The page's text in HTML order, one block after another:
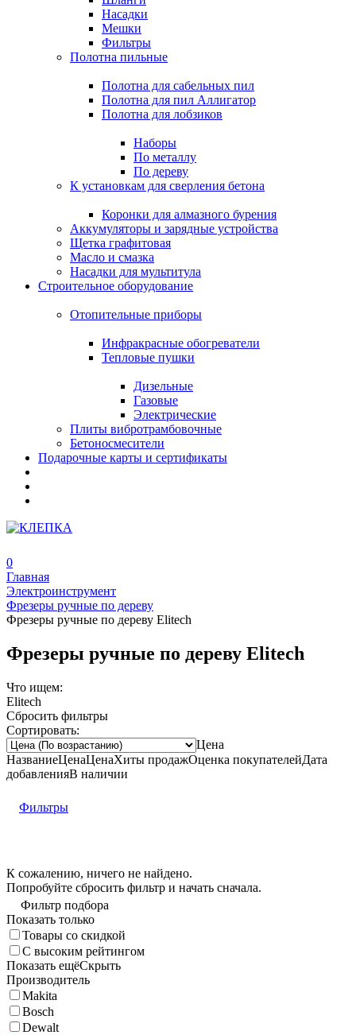
Насадки
Мешки
Фильтры
Полотна пильные
Полотна для сабельных пил
Полотна для пил Аллигатор
Полотна для лобзиков
Наборы
По металлу
По дереву
К установкам для сверления бетона
Коронки для алмазного бурения
Аккумуляторы и зарядные устройства
Щетка графитовая
Масло и смазка
Насадки для мультитула
Строительное оборудование
Отопительные приборы
Инфракрасные обогреватели
Тепловые пушки
Дизельные
Газовые
Электрические
Плиты вибротрамбовочные
Бетоносмесители
Подарочные карты и сертификаты
0
Главная
Электроинструмент
Фрезеры ручные по дереву
Фрезеры ручные по дереву Elitech
Фрезеры ручные по дереву Elitech
Что ищем:
Elitech
Сбросить фильтры
Сортировать:
Цена
НазваниеЦенаЦенаХиты продажОценка покупателейДата
добавленияВ наличии
Фильтры
К сожалению, ничего не найдено.
Попробуйте сбросить фильтр и начать сначала.
Фильтр подбора
Показать только
Товары со скидкой
С высоким рейтингом
Показать ещёСкрыть
Производитель
Makita
Bosch
Dewalt